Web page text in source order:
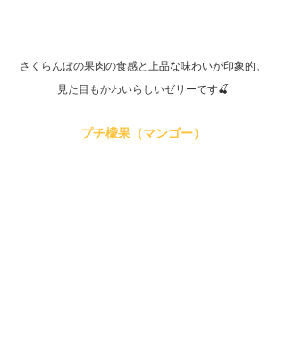
さくらんぼの果肉の食感と上品な味わいが印象的。
見た目もかわいらしいゼリーです🍒
プチ檬果（マンゴー）